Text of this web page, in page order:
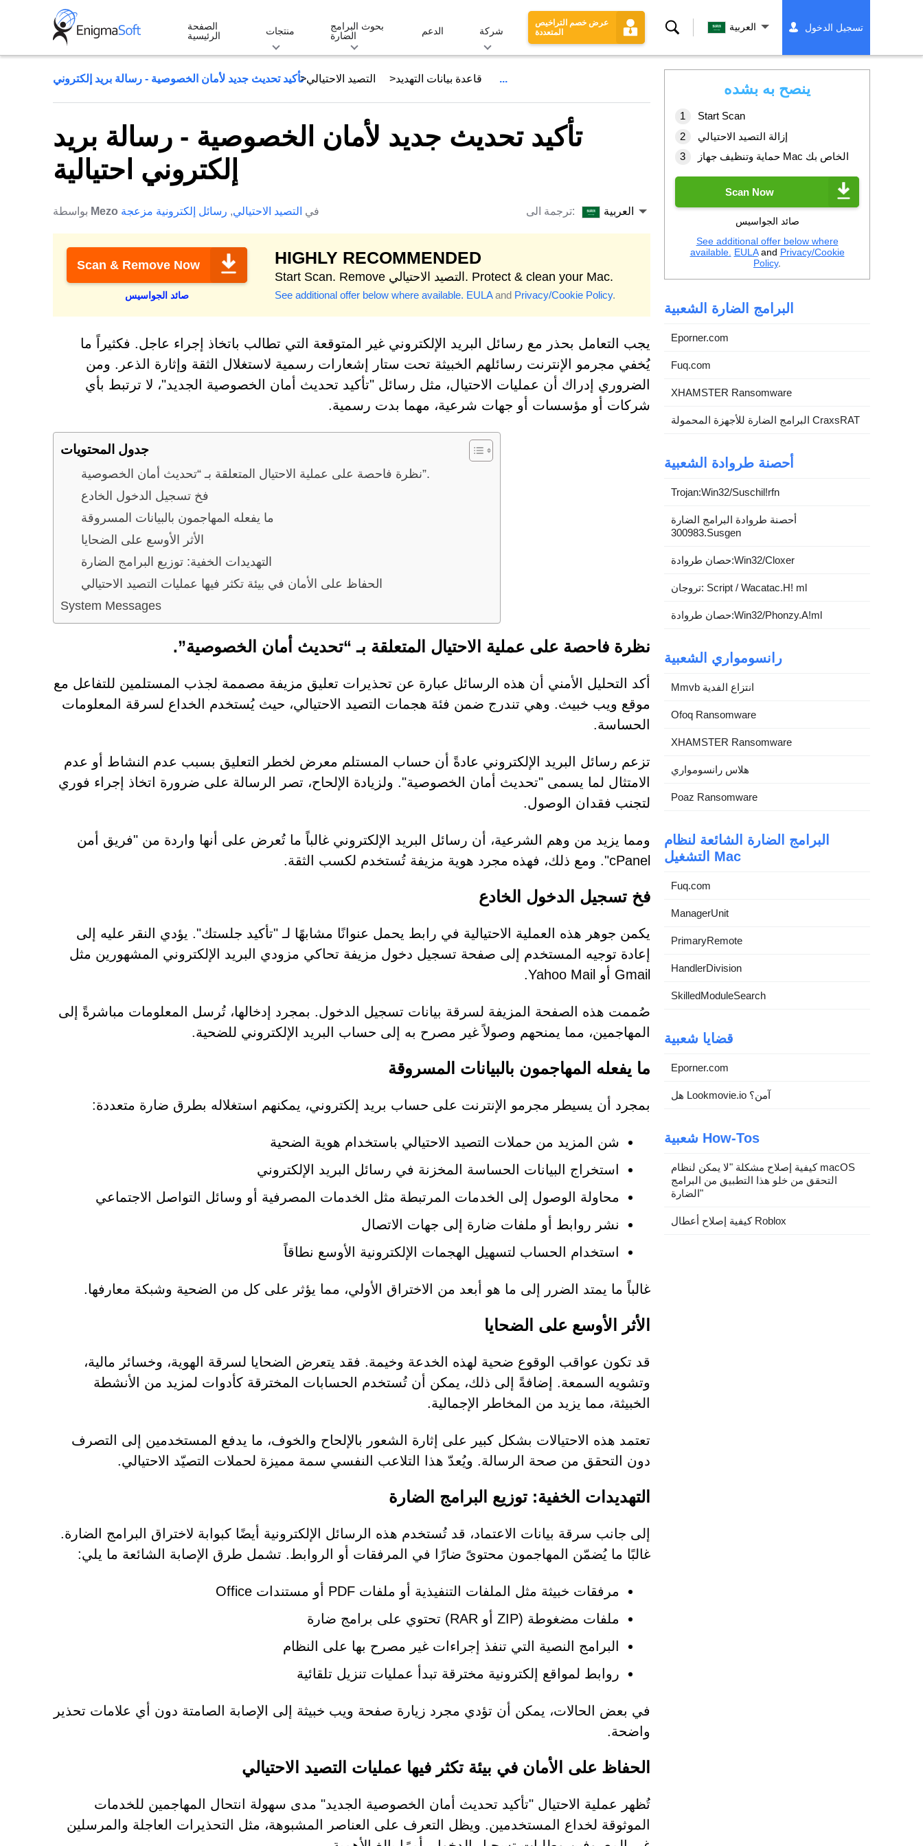
الصفحة
الرئيسية
منتجات
بحوث البرامج
الضارة
الدعم شركة
عرض خصم التراخيص
المتعددة
بحث العربية تسجيل الدخول
قاعدة بيانات التهديد التصيد الاحتيالي تأكيد تحديث جديد لأمان الخصوصية - رسالة بريد إلكتروني...
تأكيد تحديث جديد لأمان الخصوصية - رسالة بريد
إلكتروني احتيالية
Mezo في التصيد الاحتيالي, رسائل إلكترونية مزعجة ترجمة الى: العربية
Scan & Remove Now
صائد الجواسيس
HIGHLY RECOMMENDED
Start Scan. Remove التصيد الاحتيالي. Protect & clean your Mac.
See additional offer below where available. EULAand Privacy/Cookie Policy.
يجب التعامل بحذر مع رسائل البريد الإلكتروني غير المتوقعة التي تطالب باتخاذ إجراء عاجل. فكثيراً ما
يُخفي مجرمو الإنترنت رسائلهم الخبيثة تحت ستار إشعارات رسمية لاستغلال الثقة وإثارة الذعر. ومن
الضروري إدراك أن عمليات الاحتيال، مثل رسائل "تأكيد تحديث أمان الخصوصية الجديد"، لا ترتبط بأي
شركات أو مؤسسات أو جهات شرعية، مهما بدت رسمية.
جدول المحتويات
نظرة فاحصة على عملية الاحتيال المتعلقة بـ “تحديث أمان الخصوصية”.
فخ تسجيل الدخول الخادع
ما يفعله المهاجمون بالبيانات المسروقة
الأثر الأوسع على الضحايا
التهديدات الخفية: توزيع البرامج الضارة
الحفاظ على الأمان في بيئة تكثر فيها عمليات التصيد الاحتيالي
System Messages
نظرة فاحصة على عملية الاحتيال المتعلقة بـ “تحديث أمان الخصوصية”.
أكد التحليل الأمني أن هذه الرسائل عبارة عن تحذيرات تعليق مزيفة مصممة لجذب المستلمين للتفاعل مع
موقع ويب خبيث. وهي تندرج ضمن فئة هجمات التصيد الاحتيالي، حيث يُستخدم الخداع لسرقة المعلومات
الحساسة.
تزعم رسائل البريد الإلكتروني عادةً أن حساب المستلم معرض لخطر التعليق بسبب عدم النشاط أو عدم
الامتثال لما يسمى "تحديث أمان الخصوصية". ولزيادة الإلحاح، تصر الرسالة على ضرورة اتخاذ إجراء فوري
لتجنب فقدان الوصول.
ومما يزيد من وهم الشرعية، أن رسائل البريد الإلكتروني غالباً ما تُعرض على أنها واردة من "فريق أمن
cPanel". ومع ذلك، فهذه مجرد هوية مزيفة تُستخدم لكسب الثقة.
فخ تسجيل الدخول الخادع
يكمن جوهر هذه العملية الاحتيالية في رابط يحمل عنوانًا مشابهًا لـ "تأكيد جلستك". يؤدي النقر عليه إلى
إعادة توجيه المستخدم إلى صفحة تسجيل دخول مزيفة تحاكي مزودي البريد الإلكتروني المشهورين مثل
Gmail أو Yahoo Mail.
صُممت هذه الصفحة المزيفة لسرقة بيانات تسجيل الدخول. بمجرد إدخالها، تُرسل المعلومات مباشرةً إلى
المهاجمين، مما يمنحهم وصولاً غير مصرح به إلى حساب البريد الإلكتروني للضحية.
ما يفعله المهاجمون بالبيانات المسروقة
بمجرد أن يسيطر مجرمو الإنترنت على حساب بريد إلكتروني، يمكنهم استغلاله بطرق ضارة متعددة:
شن المزيد من حملات التصيد الاحتيالي باستخدام هوية الضحية
استخراج البيانات الحساسة المخزنة في رسائل البريد الإلكتروني
محاولة الوصول إلى الخدمات المرتبطة مثل الخدمات المصرفية أو وسائل التواصل الاجتماعي
نشر روابط أو ملفات ضارة إلى جهات الاتصال
استخدام الحساب لتسهيل الهجمات الإلكترونية الأوسع نطاقاً
غالباً ما يمتد الضرر إلى ما هو أبعد من الاختراق الأولي، مما يؤثر على كل من الضحية وشبكة معارفها.
الأثر الأوسع على الضحايا
قد تكون عواقب الوقوع ضحية لهذه الخدعة وخيمة. فقد يتعرض الضحايا لسرقة الهوية، وخسائر مالية،
وتشويه السمعة. إضافةً إلى ذلك، يمكن أن تُستخدم الحسابات المخترقة كأدوات لمزيد من الأنشطة
الخبيثة، مما يزيد من المخاطر الإجمالية.
تعتمد هذه الاحتيالات بشكل كبير على إثارة الشعور بالإلحاح والخوف، ما يدفع المستخدمين إلى التصرف
دون التحقق من صحة الرسالة. ويُعدّ هذا التلاعب النفسي سمة مميزة لحملات التصيّد الاحتيالي.
التهديدات الخفية: توزيع البرامج الضارة
إلى جانب سرقة بيانات الاعتماد، قد تُستخدم هذه الرسائل الإلكترونية أيضًا كبوابة لاختراق البرامج الضارة.
غالبًا ما يُضمّن المهاجمون محتوىً ضارًا في المرفقات أو الروابط. تشمل طرق الإصابة الشائعة ما يلي:
مرفقات خبيثة مثل الملفات التنفيذية أو ملفات PDF أو مستندات Office
ملفات مضغوطة (ZIP أو RAR) تحتوي على برامج ضارة
البرامج النصية التي تنفذ إجراءات غير مصرح بها على النظام
روابط لمواقع إلكترونية مخترقة تبدأ عمليات تنزيل تلقائية
في بعض الحالات، يمكن أن تؤدي مجرد زيارة صفحة ويب خبيثة إلى الإصابة الصامتة دون أي علامات تحذير
واضحة.
الحفاظ على الأمان في بيئة تكثر فيها عمليات التصيد الاحتيالي
تُظهر عملية الاحتيال "تأكيد تحديث أمان الخصوصية الجديد" مدى سهولة انتحال المهاجمين للخدمات
الموثوقة لخداع المستخدمين. ويظل التعرف على العناصر المشبوهة، مثل التحذيرات العاجلة والمرسلين
ينصح به بشده
Start Scan
إزالة التصيد الاحتيالي
حماية وتنظيف جهاز Mac الخاص بك
Scan Now
صائد الجواسيس
See additional offer below where
available. EULAand Privacy/Cookie
Policy.
البرامج الضارة الشعبية
Eporner.com
Fuq.com
XHAMSTER Ransomware
البرامج الضارة للأجهزة المحمولة CraxsRAT
أحصنة طروادة الشعبية
Trojan:Win32/Suschil!rfn
أحصنة طروادة البرامج الضارة
300983.Susgen
حصان طروادة:Win32/Cloxer
تروجان: Script / Wacatac.H! ml
حصان طروادة:Win32/Phonzy.A!ml
رانسومواري الشعبية
Mmvb انتزاع الفدية
Ofoq Ransomware
XHAMSTER Ransomware
هلاس رانسومواري
Poaz Ransomware
البرامج الضارة الشائعة لنظام
التشغيل Mac
Fuq.com
ManagerUnit
PrimaryRemote
HandlerDivision
SkilledModuleSearch
قضايا شعبية
Eporner.com
هل Lookmovie.io آمن؟
شعبية How-Tos
كيفية إصلاح مشكلة "لا يمكن لنظام macOS
التحقق من خلو هذا التطبيق من البرامج
الضارة"
كيفية إصلاح أعطال Roblox